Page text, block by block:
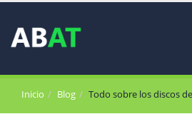
Inicio Blog Todo sobre los discos